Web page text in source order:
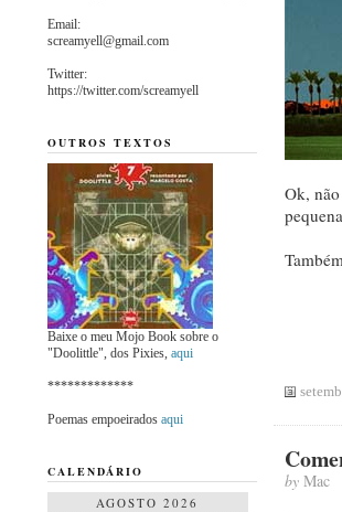
Ok,
byMac
Email:
screamyell@gmail.com
Twitter:
https://twitter.com/screamyell
OUTROS TEXTOS
Baixe o meu Mojo Book sobre o
"Doolittle", dos Pixies, aqui
*************
Poemas empoeirados aqui
CALENDÁRIO
AGOSTO 2026